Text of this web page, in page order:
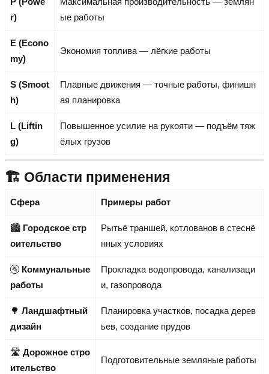
r)
ые работы
E (Econo
my)
Экономия топлива — лёгкие работы
S (Smoot
h)
Плавные движения — точные работы, финишн
ая планировка
L (Liftin
g)
Повышенное усилие на рукояти — подъём тяж
ёлых грузов
🏗️ Области применения
Сфера Примеры работ
🏙️ Городское стр
оительство
Рытьё траншей, котлованов в стеснё
нных условиях
🚰 Коммунальные
работы
Прокладка водопровода, канализаци
и, газопровода
🌳 Ландшафтный
дизайн
Планировка участков, посадка дерев
ьев, создание прудов
🛣️ Дорожное стро
ительство
Подготовительные земляные работы